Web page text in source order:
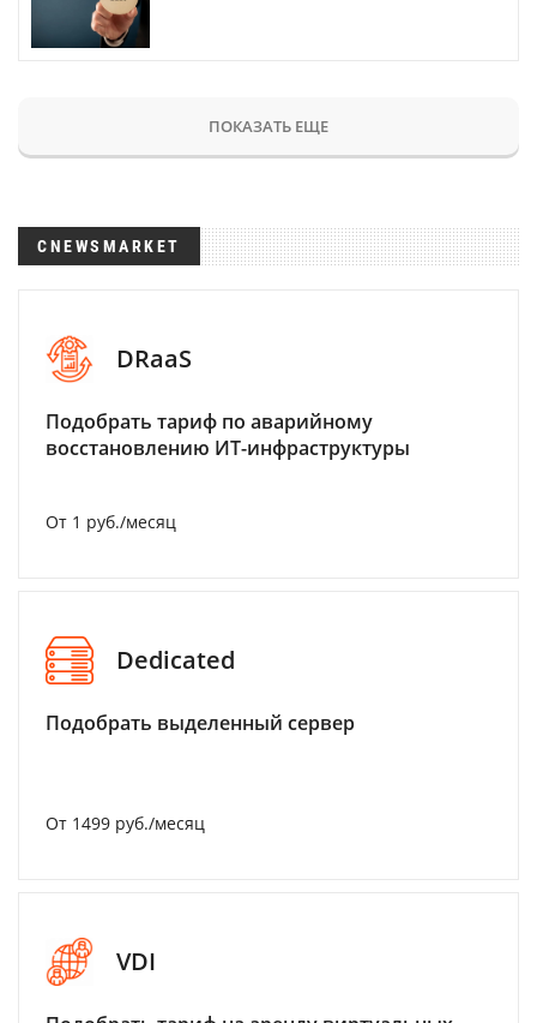
ПОКАЗАТЬ ЕЩЕ
CNEWSMARKET
DRaaS
Подобрать тариф по аварийному
восстановлению ИТ-инфраструктуры
От 1 руб./месяц
Dedicated
Подобрать выделенный сервер
От 1499 руб./месяц
VDI